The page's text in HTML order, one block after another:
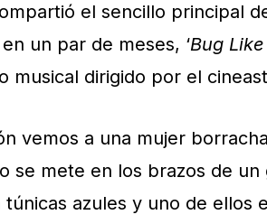
el sencillo principal
un par de meses, ‘Bug
musical dirigido por el
vemos a una mujer
se mete en los brazos de
azules y uno de ellos